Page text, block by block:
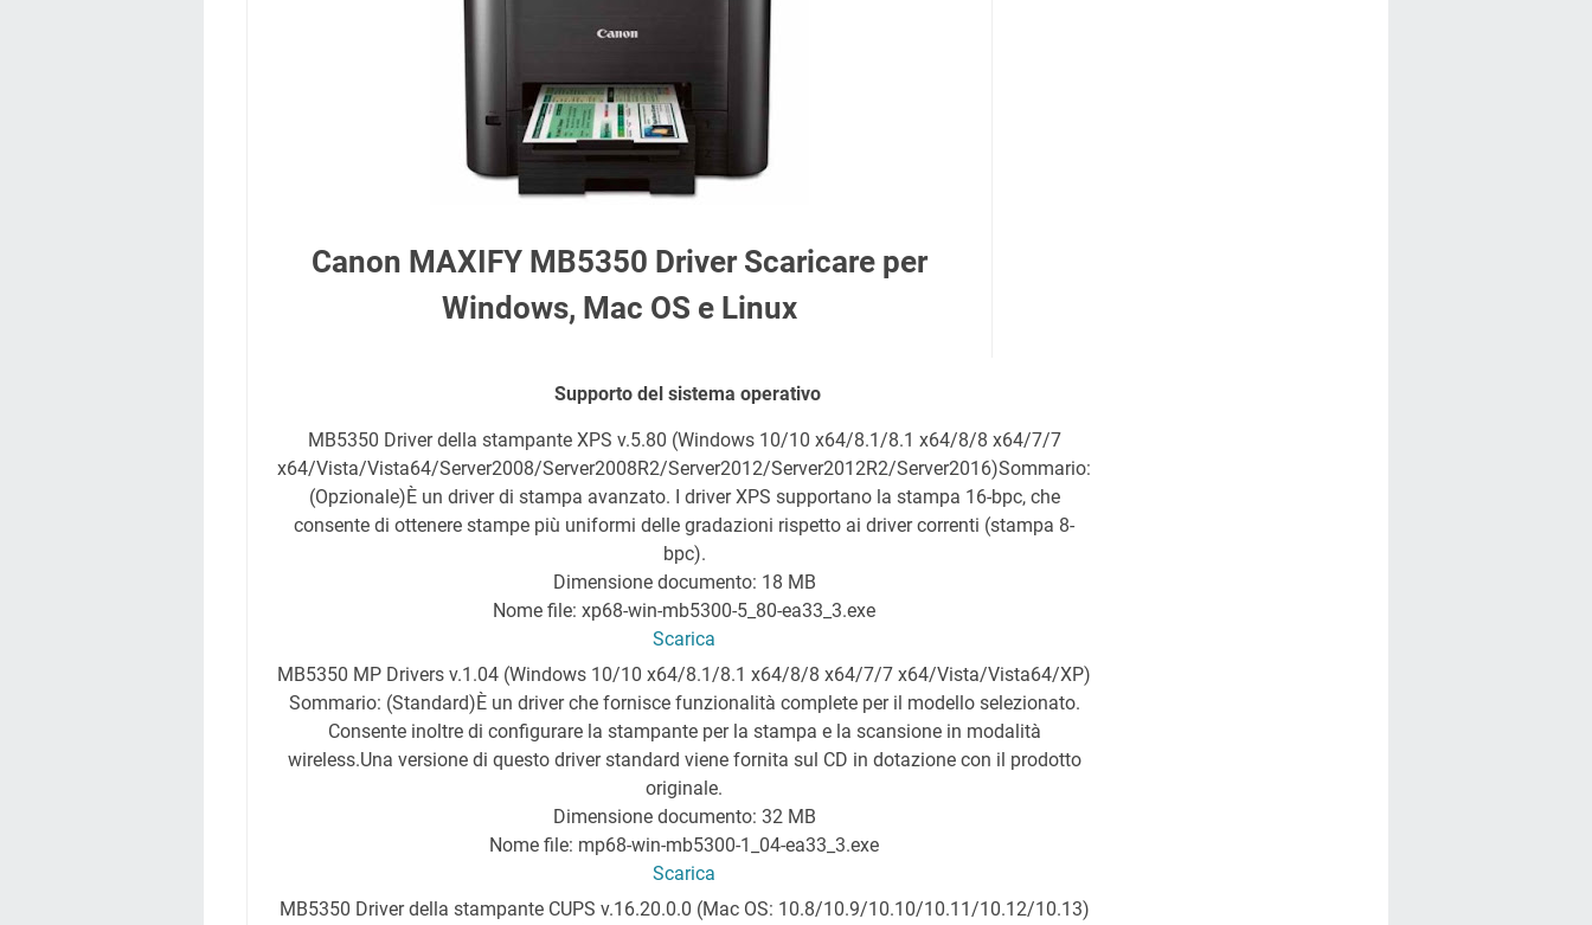
Canon MAXIFY MB5350 Driver Scaricare per
Windows, Mac OS e Linux
Supporto del sistema operativo
MB5350 Driver della stampante XPS v.5.80 (Windows 10/10 x64/8.1/8.1 x64/8/8 x64/7/7
x64/Vista/Vista64/Server2008/Server2008R2/Server2012/Server2012R2/Server2016)Sommario:
(Opzionale)È un driver di stampa avanzato. I driver XPS supportano la stampa 16-bpc, che
consente di ottenere stampe più uniformi delle gradazioni rispetto ai driver correnti (stampa 8-
bpc).
Dimensione documento: 18 MB
Nome file: xp68-win-mb5300-5_80-ea33_3.exe
Scarica
MB5350 MP Drivers v.1.04 (Windows 10/10 x64/8.1/8.1 x64/8/8 x64/7/7 x64/Vista/Vista64/XP)
Sommario: (Standard)È un driver che fornisce funzionalità complete per il modello selezionato.
Consente inoltre di configurare la stampante per la stampa e la scansione in modalità
wireless.Una versione di questo driver standard viene fornita sul CD in dotazione con il prodotto
originale.
Dimensione documento: 32 MB
Nome file: mp68-win-mb5300-1_04-ea33_3.exe
Scarica
MB5350 Driver della stampante CUPS v.16.20.0.0 (Mac OS: 10.8/10.9/10.10/10.11/10.12/10.13)